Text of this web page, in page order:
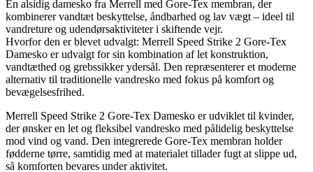
En alsidig damesko fra Merrell med Gore-Tex membran, der
kombinerer vandtæt beskyttelse, åndbarhed og lav vægt – ideel til
vandreture og udendørsaktiviteter i skiftende vejr.
Hvorfor den er blevet udvalgt: Merrell Speed Strike 2 Gore-Tex
Damesko er udvalgt for sin kombination af let konstruktion,
vandtæthed og grebssikker ydersål. Den repræsenterer et moderne
alternativ til traditionelle vandresko med fokus på komfort og
bevægelsesfrihed.
Merrell Speed Strike 2 Gore-Tex Damesko er udviklet til kvinder,
der ønsker en let og fleksibel vandresko med pålidelig beskyttelse
mod vind og vand. Den integrerede Gore-Tex membran holder
fødderne tørre, samtidig med at materialet tillader fugt at slippe ud,
så komforten bevares under aktivitet.